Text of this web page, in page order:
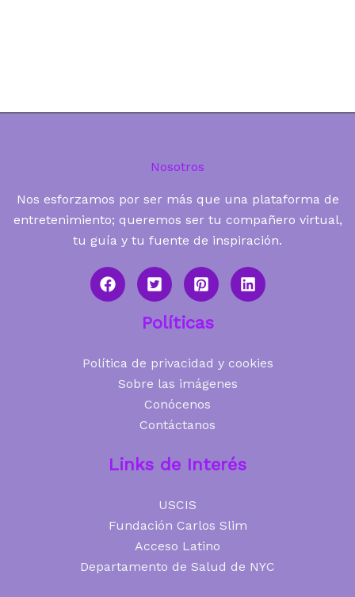
Nosotros
Nos esforzamos por ser más que una plataforma de
entretenimiento; queremos ser tu compañero virtual,
tu guía y tu fuente de inspiración.
Políticas
Política de privacidad y cookies
Sobre las imágenes
Conócenos
Contáctanos
Links de Interés
USCIS
Fundación Carlos Slim
Acceso Latino
Departamento de Salud de NYC